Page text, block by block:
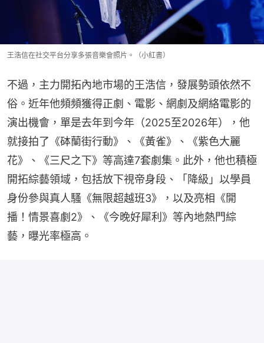
王浩信在社交平台分享多張音樂會照片。（小紅書）
不過，主力開拓內地市場的王浩信，發展勢頭依然不
俗。近年他頻頻獲得正劇、電影、網劇及網絡電影的
演出機會，單是去年到今年（2025至2026年），他
就接拍了《砵蘭街行動》、《黃雀》、《紫色大麗
花》、《三尺之下》等高達7套劇集。此外，他也積極
開拓綜藝領域，包括放下視帝身段、「降級」以學員
身份參與真人騷《無限超越班3》，以及亮相《開
播！情景喜劇2》、《今晚好犀利》等內地熱門綜
藝，曝光率極高。